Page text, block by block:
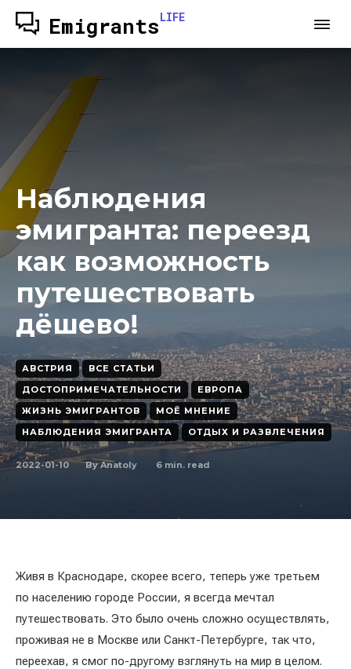
EmigrantsLIFE
Наблюдения
эмигранта: переезд
как возможность
путешествовать
дёшево!
АВСТРИЯ
ВСЕ СТАТЬИ
ДОСТОПРИМЕЧАТЕЛЬНОСТИ
ЕВРОПА
ЖИЗНЬ ЭМИГРАНТОВ
МОЁ МНЕНИЕ
НАБЛЮДЕНИЯ ЭМИГРАНТА
ОТДЫХ И РАЗВЛЕЧЕНИЯ
2022-01-10 By Anatoly 6 min. read
Живя в Краснодаре, скорее всего, теперь уже третьем
по населению городе России, я всегда мечтал
путешествовать. Это было очень сложно осуществлять,
проживая не в Москве или Санкт-Петербурге, так что,
переехав, я смог по-другому взглянуть на мир в целом.